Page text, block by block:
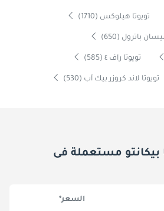
تويوتا هيلوكس (1710)
نيسان باترول (650)
تويوتا راف ٤ (585)
تويوتا لاند كروزر بيك آب (530)
مستعملة فى
السعر*